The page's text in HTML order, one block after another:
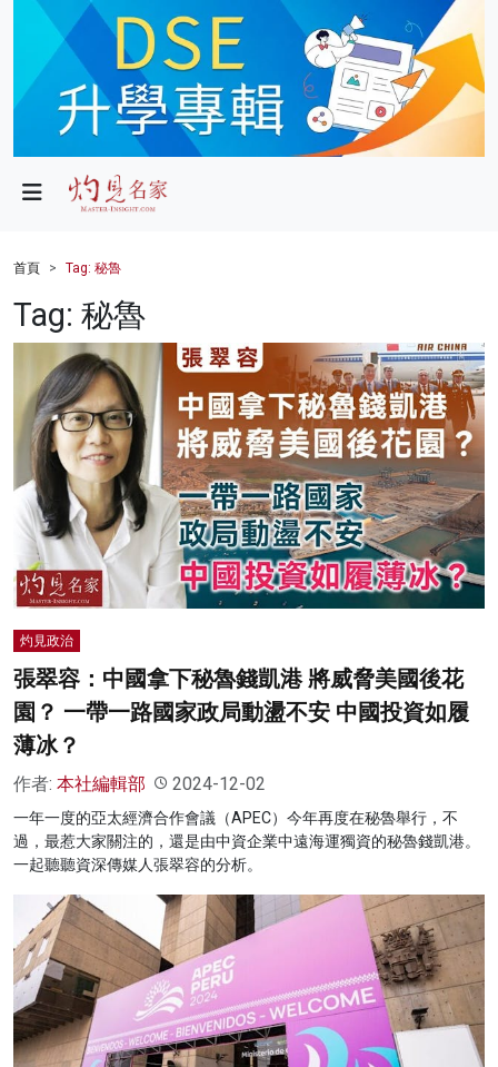
政局
財經
健康
商業
科技
影片
名家榜
灼見活動
首頁 Tag: 秘魯
Tag: 秘魯
灼見政治
張翠容：中國拿下秘魯錢凱港 將威脅美國後花
園？ 一帶一路國家政局動盪不安 中國投資如履
薄冰？
作者: 本社編輯部 2024-12-02
一年一度的亞太經濟合作會議（APEC）今年再度在秘魯舉行，不
過，最惹大家關注的，還是由中資企業中遠海運獨資的秘魯錢凱港。
一起聽聽資深傳媒人張翠容的分析。